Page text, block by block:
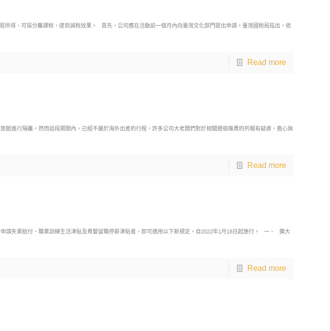
得，可採分離課稅，達到減稅效果。 首先，公司應在活動前一個月內向臺灣文化部門提出申請。臺灣國稅局指出，依
Read more
進行隔離。然而這段期間內，已經不屬於海外出差的行程，許多公司大老闆們對於相關膳宿雜費的列報有疑慮，擔心無
Read more
失業給付、職業訓練生活津貼及育嬰留職停薪津貼者，即可適用以下新規定，自2022年1月18日起施行。 一、 擴大
Read more